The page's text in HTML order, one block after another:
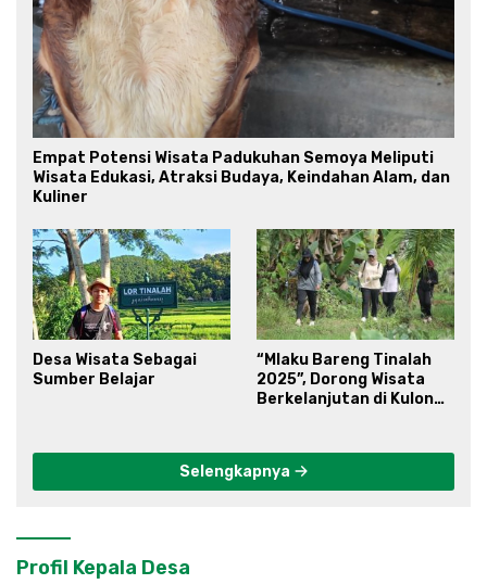
Empat Potensi Wisata Padukuhan Semoya Meliputi
Wisata Edukasi, Atraksi Budaya, Keindahan Alam, dan
Kuliner
Desa Wisata Sebagai
Sumber Belajar
“Mlaku Bareng Tinalah
2025”, Dorong Wisata
Berkelanjutan di Kulon
Selengkapnya
Profil Kepala Desa